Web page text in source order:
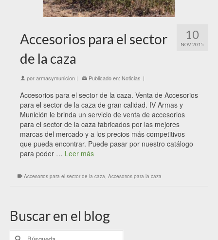
10
NOV 2015
Accesorios para el sector
de la caza
porarmasymunicion | Publicado en: Noticias |
Accesorios para el sector de la caza. Venta de Accesorios
para el sector de la caza de gran calidad. IV Armas y
Munición le brinda un servicio de venta de accesorios
para el sector de la caza fabricados por las mejores
marcas del mercado y a los precios más competitivos
que pueda encontrar. Puede pasar por nuestro catálogo
para poder … Leer más
Accesorios para el sector de la caza, Accesorios para la caza
Buscar en el blog